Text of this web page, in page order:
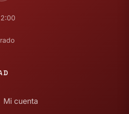
Mi cuenta